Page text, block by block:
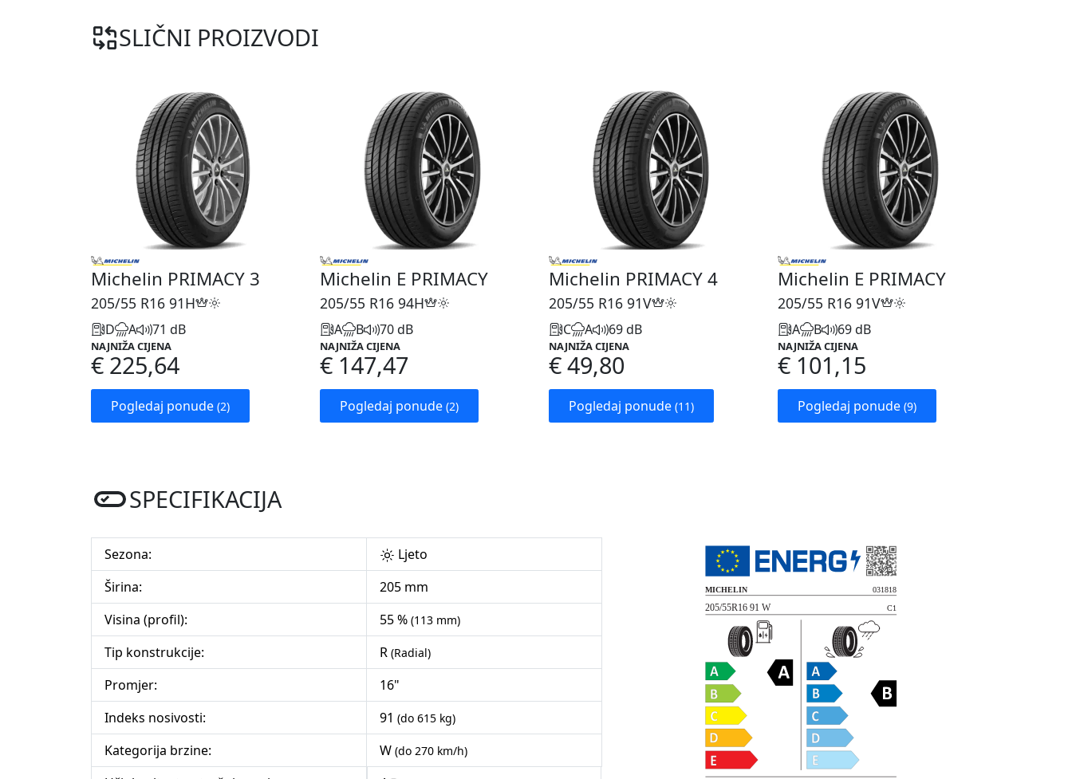
SLIČNI PROIZVODI
Michelin PRIMACY 3
205/55 R16 91H
D A 71 dB
NAJNIŽA CIJENA
€ 225,64
Pogledaj ponude (2)
Michelin E PRIMACY
205/55 R16 94H
A B 70 dB
NAJNIŽA CIJENA
€ 147,47
Pogledaj ponude (2)
Michelin PRIMACY 4
205/55 R16 91V
C A 69 dB
NAJNIŽA CIJENA
€ 49,80
Pogledaj ponude (11)
Michelin E PRIMACY
205/55 R16 91V
A B 69 dB
NAJNIŽA CIJENA
€ 101,15
Pogledaj ponude (9)
SPECIFIKACIJA
Sezona:
Ljeto
Širina:
205 mm
Visina (profil):
55 % (113 mm)
Tip konstrukcije: R (Radial)
Promjer:
16"
Indeks nosivosti:
91 (do 615 kg)
Kategorija brzine: W (do 270 km/h)